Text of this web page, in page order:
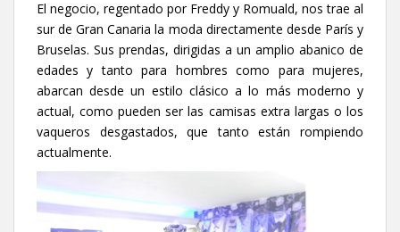
El negocio, regentado por Freddy y Romuald, nos trae al
sur de Gran Canaria la moda directamente desde París y
Bruselas. Sus prendas, dirigidas a un amplio abanico de
edades y tanto para hombres como para mujeres,
abarcan desde un estilo clásico a lo más moderno y
actual, como pueden ser las camisas extra largas o los
vaqueros desgastados, que tanto están rompiendo
actualmente.